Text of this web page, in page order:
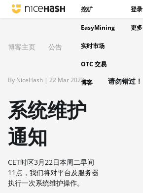
挖矿
EasyMining
实时市场
OTC 交易
博客
登录
更多
博客主页 公告
By NiceHash | 22 Mar 2022
系统维护
通知
CET时区3月22日本周二早间
11点，我们将对平台及服务器
执行一次系统维护操作。
请勿错过！